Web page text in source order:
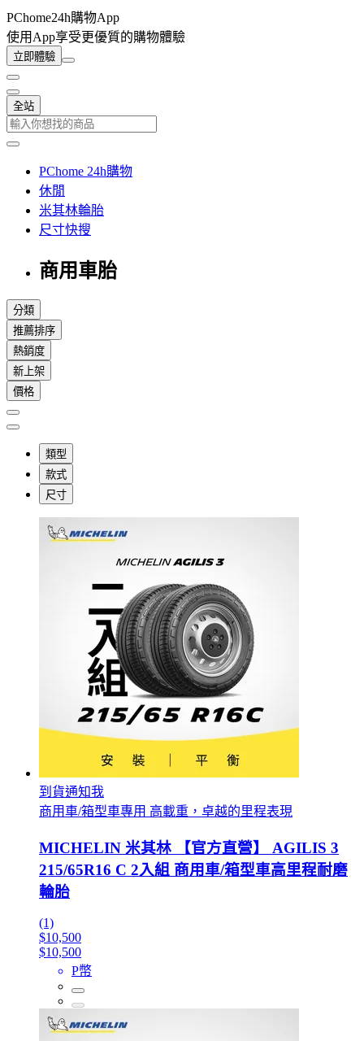
PChome24h購物App
使用App享受更優質的購物體驗
立即體驗
全站
PChome 24h購物
休閒
米其林輪胎
尺寸快搜
商用車胎
分類
推薦排序
熱銷度
新上架
價格
類型
款式
尺寸
到貨通知我
商用車/箱型車專用 高載重，卓越的里程表現
MICHELIN 米其林 【官方直營】 AGILIS 3
215/65R16 C 2入組 商用車/箱型車高里程耐磨
輪胎
(1)
$10,500
$10,500
P幣